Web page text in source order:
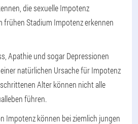
die sexuelle Impotenz
frühen Stadium Impotenz erkennen
Apathie und sogar Depressionen
natürlichen Ursache für Impotenz
Alter können nicht alle
führen.
Impotenz können bei ziemlich jungen